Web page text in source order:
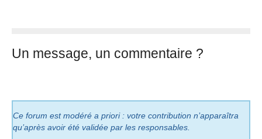
Un message, un commentaire ?
Ce forum est modéré a priori : votre contribution n’apparaîtra
qu’après avoir été validée par les responsables.